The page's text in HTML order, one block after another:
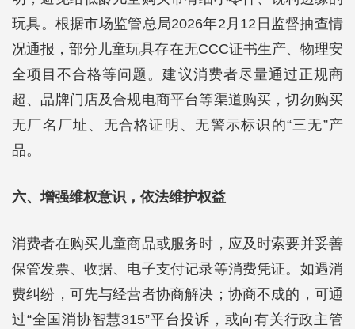
玩具。根据市场监管总局2026年2月12日监督抽查情
况通报，部分儿童玩具存在无CCC证书生产、物理安
全项目不合格等问题。建议消费者尽量通过正规商
超、品牌门店及合规电商平台等渠道购买，切勿购买
无厂名厂址、无合格证明、无警示标识的“三无”产
品。
六、增强维权意识，依法维护权益
消费者在购买儿童商品或服务时，应及时索要并妥善
保管发票、收据、电子支付记录等消费凭证。如遇消
费纠纷，可先与经营者协商解决；协商不成的，可通
过“全国消协智慧315”平台投诉，或向有关行政主管